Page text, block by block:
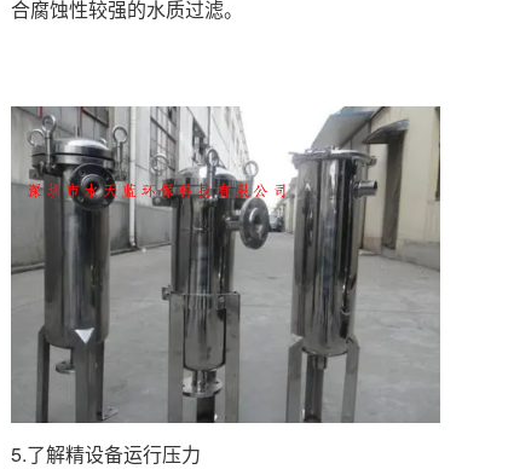
合腐蚀性较强的水质过滤。
5.了解精设备运行压力